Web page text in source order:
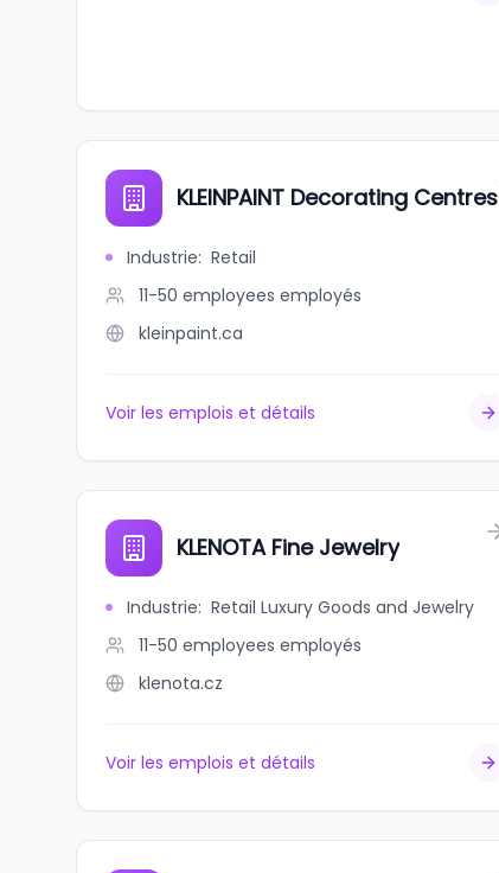
KLEINPAINT Decorating Centres
Industrie: Retail
11-50 employees employés
kleinpaint.ca
Voir les emplois et détails
KLENOTA Fine Jewelry
Industrie: Retail Luxury Goods and Jewelry
11-50 employees employés
klenota.cz
Voir les emplois et détails